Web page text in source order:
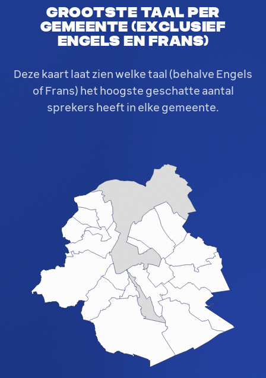
Grootste taal per
gemeente (exclusief
Engels en Frans)
Deze kaart laat zien welke taal (behalve Engels
of Frans) het hoogste geschatte aantal
sprekers heeft in elke gemeente.